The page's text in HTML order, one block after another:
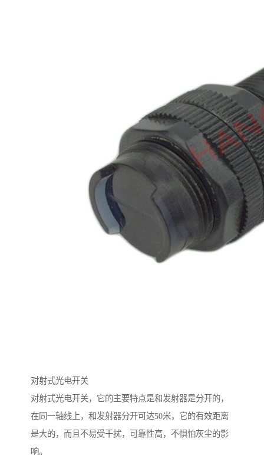
对射式光电开关
对射式光电开关，它的主要特点是和发射器是分开的，
在同一轴线上，和发射器分开可达50米，它的有效距离
是大的，而且不易受干扰，可靠性高，不惧怕灰尘的影
响。